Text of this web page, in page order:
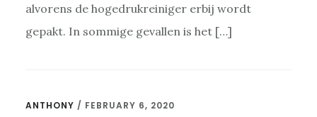
alvorens de hogedrukreiniger erbij wordt
gepakt. In sommige gevallen is het […]
ANTHONY / FEBRUARY 6, 2020